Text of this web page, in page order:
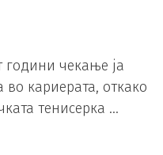
години чекање ја
во кариерата, откако
тенисерка …